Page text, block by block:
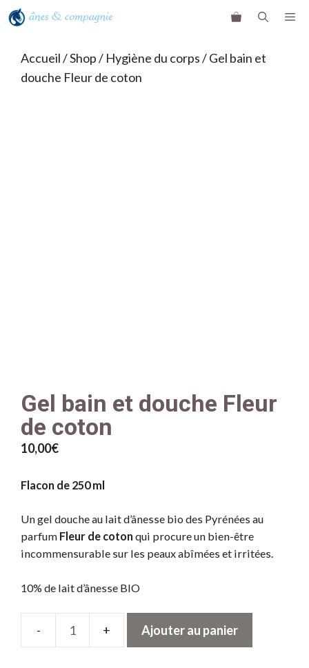
Aller
au
Accueil/Shop/ Hygiène du corps/ Gel bain et
douche Fleur de coton
Gel bain et douche Fleur
de coton
10,00€
Flacon de 250 ml
Un gel douche au lait d’ânesse bio des Pyrénées au
parfum Fleur de coton qui procure un bien-être
incommensurable sur les peaux abîmées et irritées.
10% de lait d’ânesse BIO
quantité
Ajouter au panier